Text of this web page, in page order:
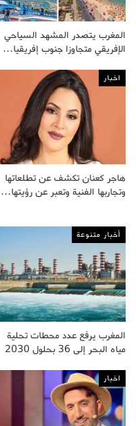
المغرب يتصدر المشهد السياحي
الإفريقي متجاوزا جنوب إفريقيا…
اخبار
هاجر كعنان تكشف عن تطلعاتها
وتجاربها الفنية وتعبر عن رؤيتها…
أخبار متنوعة
المغرب يرفع عدد محطات تحلية
مياه البحر إلى 36 بحلول 2030
اخبار